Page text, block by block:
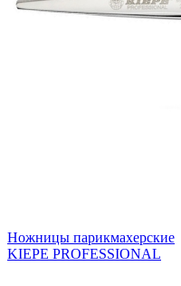
Ножницы парикмахерские
KIEPE PROFESSIONAL